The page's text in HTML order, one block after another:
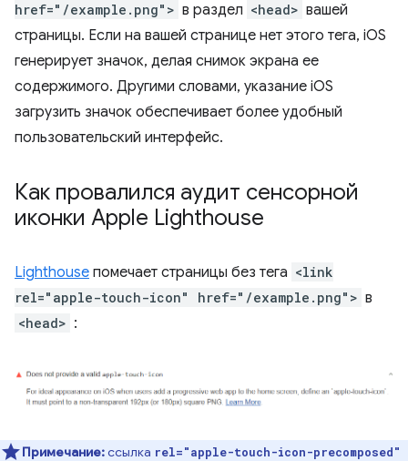
href="/example.png"> в раздел <head> вашей
страницы. Если на вашей странице нет этого тега, iOS
генерирует значок, делая снимок экрана ее
содержимого. Другими словами, указание iOS
загрузить значок обеспечивает более удобный
пользовательский интерфейс.
Как провалился аудит сенсорной
иконки Apple Lighthouse
Lighthouse помечает страницы без тега <link
rel="apple-touch-icon" href="/example.png"> в
<head> :
Примечание:ссылка rel="apple-touch-icon-precomposed"